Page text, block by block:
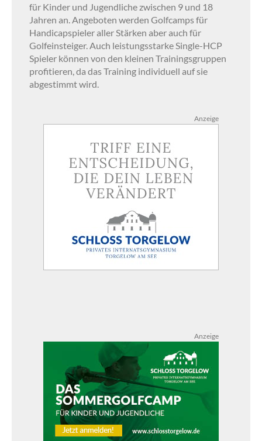
für Kinder und Jugendliche zwischen 9 und 18
Jahren an. Angeboten werden Golfcamps für
Handicapspieler aller Stärken aber auch für
Golfeinsteiger. Auch leistungsstarke Single-HCP
Spieler können von den kleinen Trainingsgruppen
profitieren, da das Training individuell auf sie
abgestimmt wird.
Anzeige
Anzeige